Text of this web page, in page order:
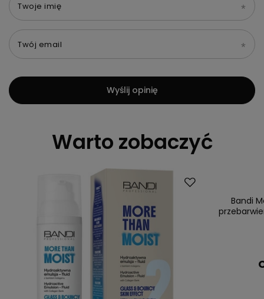
Twoje imię
Twój email
Wyślij opinię
Warto zobaczyć
Bandi